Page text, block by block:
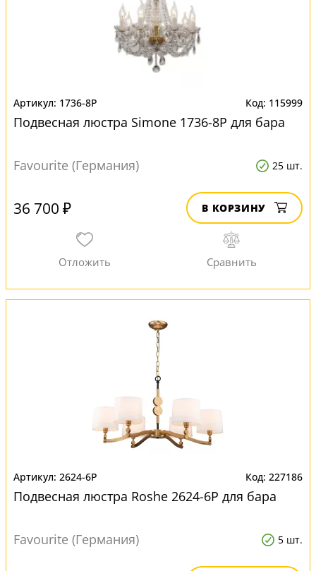
1736-8P 115999
Подвесная люстра Simone 1736-8P для бара
Favourite (Германия) 25 шт.
36 700 ₽ В КОРЗИНУ
2624-6P 227186
Подвесная люстра Roshe 2624-6P для бара
Favourite (Германия) 5 шт.